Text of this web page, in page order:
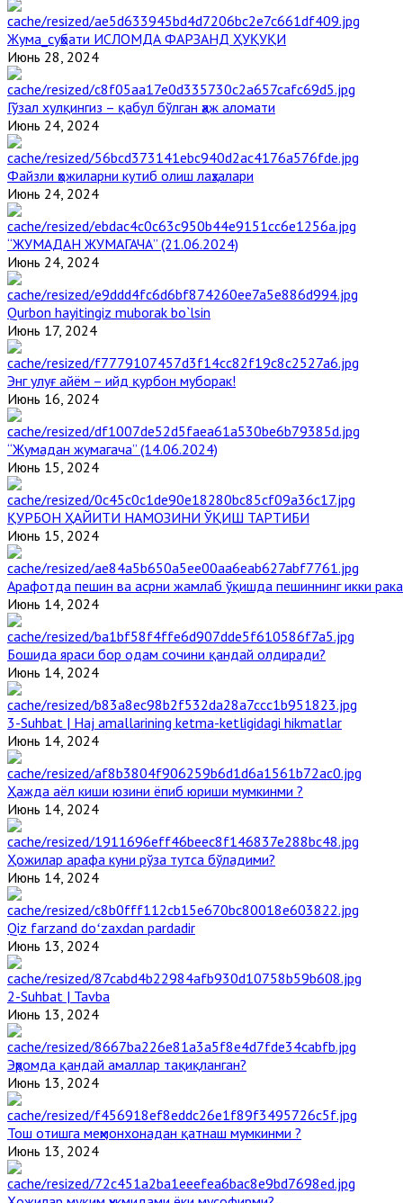
Жума_суҳбати ИСЛОМДА ФАРЗАНД ҲУҚУҚИ
Июнь 28, 2024
Гўзал хулқингиз – қабул бўлган ҳаж аломати
Июнь 24, 2024
Файзли ҳожиларни кутиб олиш лаҳзалари
Июнь 24, 2024
“ЖУМАДАН ЖУМАГАЧА” (21.06.2024)
Июнь 24, 2024
Qurbon hayitingiz muborak bo`lsin
Июнь 17, 2024
Энг улуғ айём – ийд қурбон муборак!
Июнь 16, 2024
“Жумадан жумагача” (14.06.2024)
Июнь 15, 2024
ҚУРБОН ҲАЙИТИ НАМОЗИНИ ЎҚИШ ТАРТИБИ
Июнь 15, 2024
Арафотда пешин ва асрни жамлаб ўқишда пешиннинг икки
Июнь 14, 2024
Бошида яраси бор одам сочини қандай олдиради?
Июнь 14, 2024
3-Suhbat | Haj amallarining ketma-ketligidagi hikmatlar
Июнь 14, 2024
Ҳажда аёл киши юзини ёпиб юриши мумкинми ?
Июнь 14, 2024
Ҳожилар арафа куни рўза тутса бўладими?
Июнь 14, 2024
Qiz farzand doʻzaxdan pardadir
Июнь 13, 2024
2-Suhbat | Tavba
Июнь 13, 2024
Эҳромда қандай амаллар тақиқланган?
Июнь 13, 2024
Тош отишга меҳмонхонадан қатнаш мумкинми ?
Июнь 13, 2024